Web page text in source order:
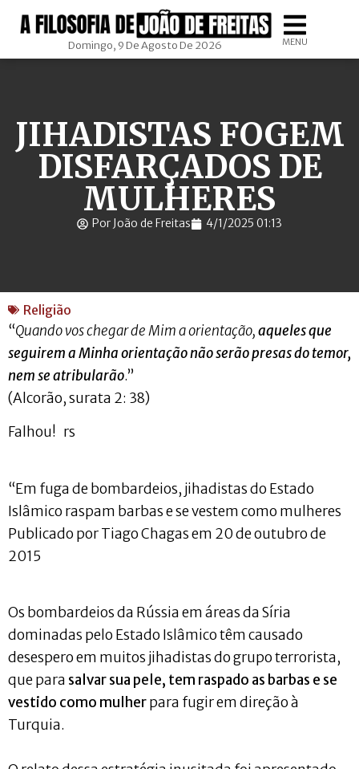
Domingo, 9 De Agosto De 2026 MENU
JIHADISTAS FOGEM
DISFARÇADOS DE
MULHERES
Por João de Freitas 4/1/2025 01:13
Religião
“Quando vos chegar de Mim a orientação,aqueles que
seguirem a Minha orientação não serão presas do temor,
nem se atribularão.”
(Alcorão, surata 2: 38)
Falhou! rs
“Em fuga de bombardeios, jihadistas do Estado
Islâmico raspam barbas e se vestem como mulheres
Publicado por Tiago Chagas em 20 de outubro de
2015
Os bombardeios da Rússia em áreas da Síria
dominadas pelo Estado Islâmico têm causado
desespero em muitos jihadistas do grupo terrorista,
que para salvar sua pele, tem raspado as barbas e se
vestido como mulherpara fugir em direção à
Turquia.